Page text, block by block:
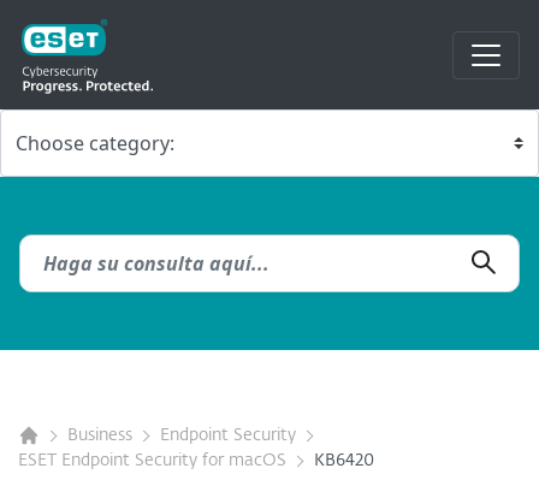
Business
Endpoint Security
ESET Endpoint Security for macOS
KB6420